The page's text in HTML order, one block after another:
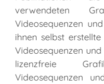
verwendeten
Videosequenzen
ihnen selbst
Videosequenzen
lizenzfreie
Videosequenzen